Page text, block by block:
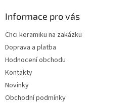
Informace pro vás
Chci keramiku na zakázku
Doprava a platba
Hodnocení obchodu
Kontakty
Novinky
Obchodní podmínky